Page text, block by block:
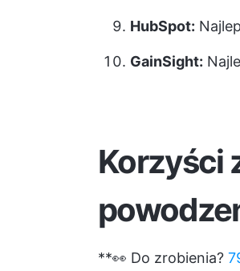
HubSpot:
GainSight:
Korzyści
**👀 Do zrobienia?